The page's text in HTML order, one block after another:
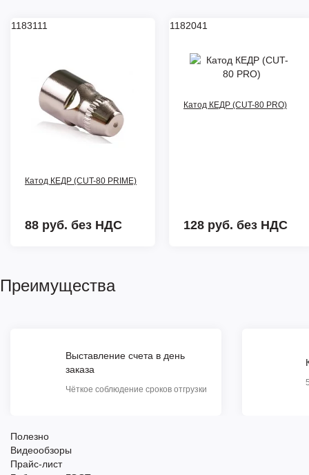
1183111
Катод КЕДР (CUT-80 PRIME)
88 руб. без НДС
1182041
Катод КЕДР (CUT-80 PRO)
128 руб. без НДС
Преимущества
Выставление счета в день
заказа
Чёткое соблюдение сроков отгрузки
Полезно
Видеообзоры
Прайс-лист